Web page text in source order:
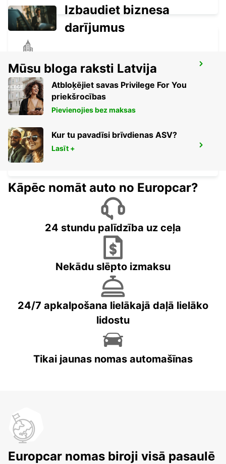
RASTATT MERCEDES-BENZ FORUM
(DROP-OFF ONLY)
RASTATT - GERMANY
SARREBOURG DT
SARREBOURG - FRANCE
Izbaudiet biznesa
darījumus
Mūsu bloga raksti Latvija
Atbloķējiet savas Privilege For You
priekšrocības
Pievienojies bez maksas
Kur tu pavadīsi brīvdienas ASV?
Lasīt +
Kāpēc nomāt auto no Europcar?
24 stundu palīdzība uz ceļa
Nekādu slēpto izmaksu
24/7 apkalpošana lielākajā daļā lielāko
lidostu
Tikai jaunas nomas automašīnas
Europcar nomas biroji visā pasaulē